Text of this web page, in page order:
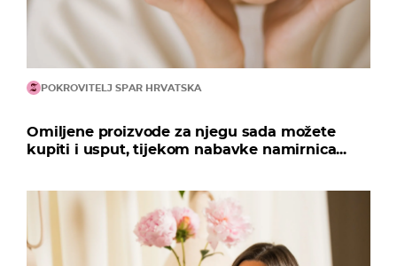
POKROVITELJ SPAR HRVATSKA
Omiljene proizvode za njegu sada možete
kupiti i usput, tijekom nabavke namirnica...